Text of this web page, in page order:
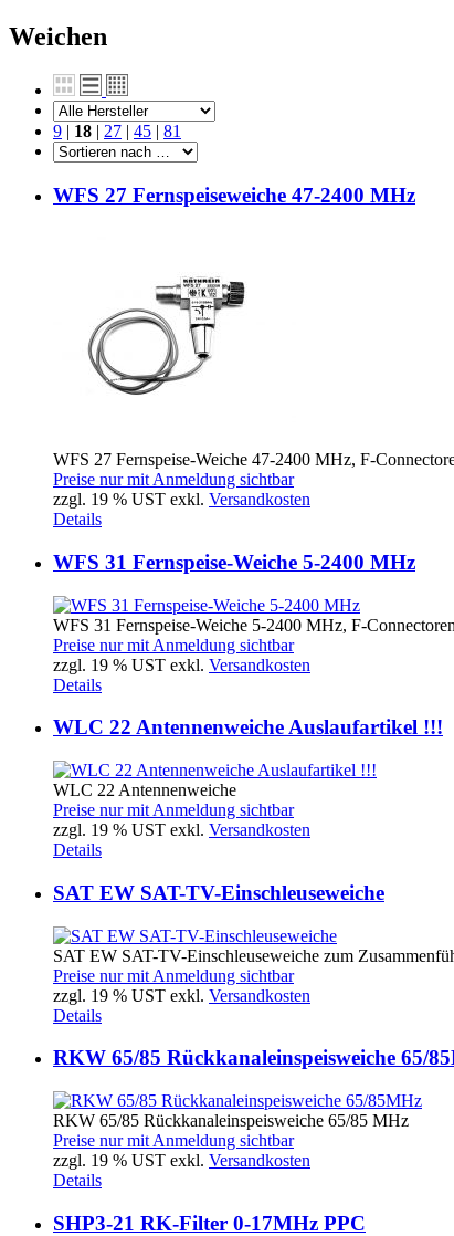
Weichen
9 | 18 | 27 | 45 | 81
WFS 27 Fernspeiseweiche 47-2400 MHz
WFS 27 Fernspeise-Weiche 47-2400 MHz, F-
Preise nur mit Anmeldung sichtbar
zzgl. 19 % UST exkl. Versandkosten
Details
WFS 31 Fernspeise-Weiche 5-2400 MHz
WFS 31 Fernspeise-Weiche 5-2400 MHz, F-
Preise nur mit Anmeldung sichtbar
zzgl. 19 % UST exkl. Versandkosten
Details
WLC 22 Antennenweiche Auslaufartikel !!!
WLC 22 Antennenweiche
Preise nur mit Anmeldung sichtbar
zzgl. 19 % UST exkl. Versandkosten
Details
SAT EW SAT-TV-Einschleuseweiche
SAT EW SAT-TV-Einschleuseweiche zum
Preise nur mit Anmeldung sichtbar
zzgl. 19 % UST exkl. Versandkosten
Details
RKW 65/85 Rückkanaleinspeisweiche 65/
RKW 65/85 Rückkanaleinspeisweiche 65/85 MHz
Preise nur mit Anmeldung sichtbar
zzgl. 19 % UST exkl. Versandkosten
Details
SHP3-21 RK-Filter 0-17MHz PPC